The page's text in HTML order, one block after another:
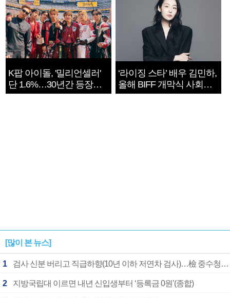
K팝 아이돌, '밀리언셀러'
단 1.6%…30년간 등장
1182개팀 전수조사
‘라이징 스타’ 배우 김민하,
올해 BIFF 개막식 사회자
확정
[많이 본 뉴스]
1 검사 신분 버리고 직급하향(10년 이하 저연차 검사)…檢 중수청행 기피
2 지방국립대 이르면 내년 신입생부터 ‘등록금 0원’(종합)